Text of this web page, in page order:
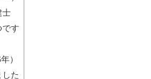
士
です
）
た